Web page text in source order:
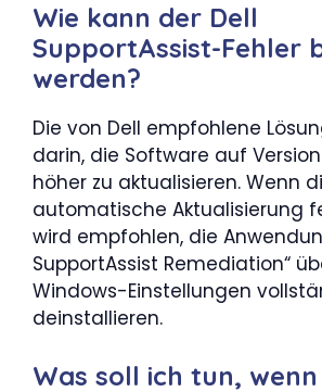
Wie kann der Dell
SupportAssist-Fehler
werden?
Die von Dell empfohlene
darin, die Software auf Version
höher zu aktualisieren. Wenn
automatische Aktualisierung
wird empfohlen, die
SupportAssist Remediation“
Windows-Einstellungen
deinstallieren.
Was soll ich tun, wenn